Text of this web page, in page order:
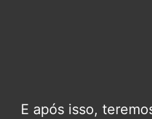
E após isso,